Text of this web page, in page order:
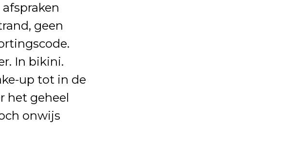
geen
In bikini.
up tot in de
het geheel
onwijs